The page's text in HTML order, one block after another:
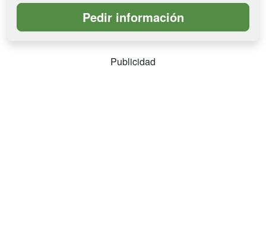
Publicidad